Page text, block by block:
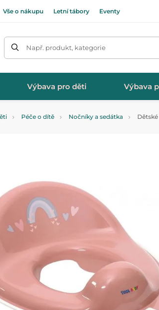
Vše o nákupu Letní tábory Eventy
Např. produkt, kategorie
Výbava pro děti Výbava
Péče o dítě Nočníky a sedátka